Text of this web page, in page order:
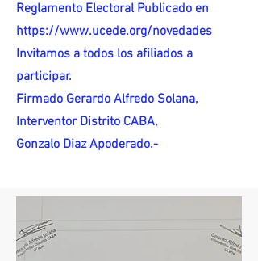
Reglamento Electoral Publicado en
https://www.ucede.org/novedades
Invitamos a todos los afiliados a
participar.
Firmado Gerardo Alfredo Solana,
Interventor Distrito CABA,
Gonzalo Diaz Apoderado.-